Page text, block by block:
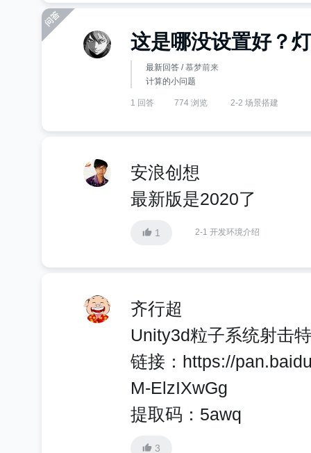
这是哪没设置好？
最新回答 /慕梦前来
计算的小问题
1 回答 774 浏览 2-2 场景搭建
安浪创想
最新版是2020了
1 2-1 开发环境介绍
齐行超
Unity3d粒子系统射击
链接：https://
M-ElzIXwGg
提取码：5awq
3